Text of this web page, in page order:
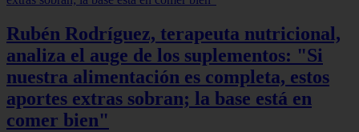
Rubén Rodríguez, terapeuta nutricional,
analiza el auge de los suplementos: "Si
nuestra alimentación es completa, estos
aportes extras sobran; la base está en
comer bien"